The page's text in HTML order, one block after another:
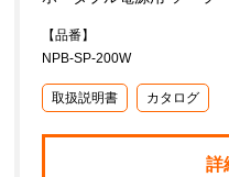
【品番】
NPB-SP-200W
取扱説明書 カタログ
詳